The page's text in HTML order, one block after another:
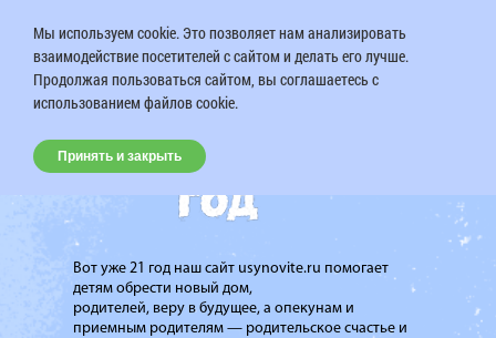
Вот уже 21 год наш сайт usynovite.ru помогает
детям обрести новый дом,
родителей, веру в будущее, а опекунам и
приемным родителям — родительское счастье и
Мы используем cookie. Это позволяет нам анализировать
взаимодействие посетителей с сайтом и делать его лучше.
Продолжая пользоваться сайтом, вы соглашаетесь с
использованием файлов cookie.
Принять и закрыть